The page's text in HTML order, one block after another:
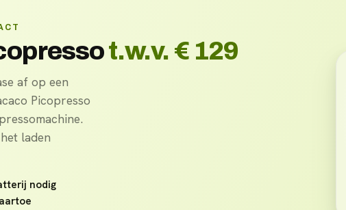
t.w.v. € 129
af op een
Picopresso
laden
nodig